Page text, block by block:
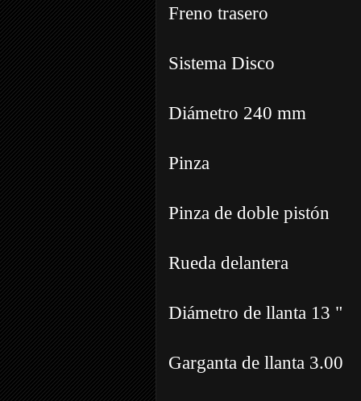
Freno trasero
Sistema Disco
Diámetro 240 mm
Pinza
Pinza de doble pistón
Rueda delantera
Diámetro de llanta 13 "
Garganta de llanta 3.00